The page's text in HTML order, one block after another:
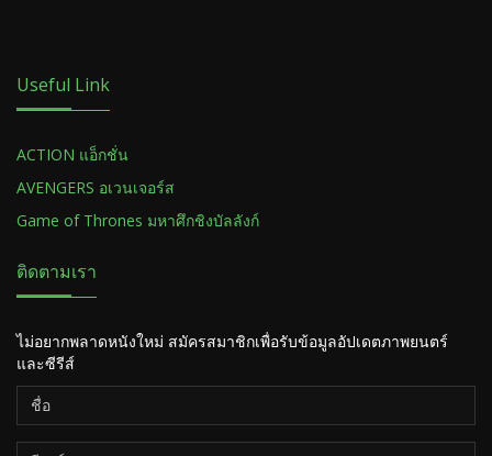
Useful Link
ACTION แอ็กชั่น
AVENGERS อเวนเจอร์ส
Game of Thrones มหาศึกชิงบัลลังก์
ติดตามเรา
ไม่อยากพลาดหนังใหม่ สมัครสมาชิกเพื่อรับข้อมูลอัปเดตภาพยนตร์
และซีรีส์